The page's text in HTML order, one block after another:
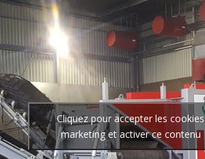
Cliquez pour accepter les cookies
marketing et activer ce contenu